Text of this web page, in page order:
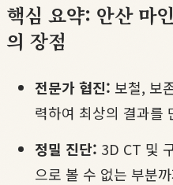
핵심 요약: 안산 마
의 장점
전문가 협진: 보철, 보
력하여 최상의 결과를
정밀 진단: 3D CT 및
으로 볼 수 없는 부분